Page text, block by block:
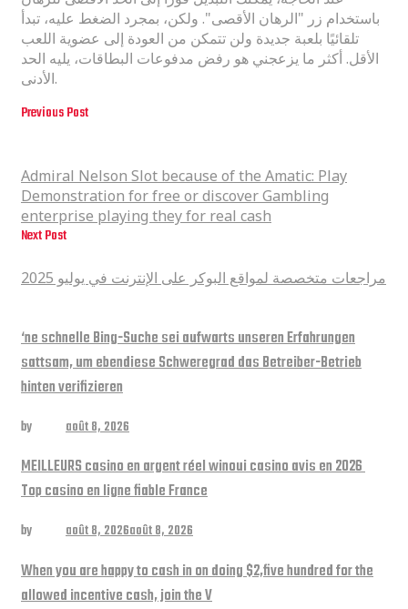
باستخدام زر "الرهان الأقصى". ولكن، بمجرد الضغط عليه، تبدأ
تلقائيًا بلعبة جديدة ولن تتمكن من العودة إلى عضوية اللعب
الأقل. أكثر ما يزعجني هو رفض مدفوعات البطاقات، يليه الحد
الأدنى.
Previous Post
Admiral Nelson Slot because of the Amatic: Play
Demonstration for free or discover Gambling
enterprise playing they for real cash
Next Post
مراجعات متخصصة لمواقع البوكر على الإنترنت في يوليو 2025
‘ne schnelle Bing-Suche sei aufwarts unseren Erfahrungen
sattsam, um ebendiese Schweregrad das Betreiber-Betrieb
hinten verifizieren
by août 8, 2026
MEILLEURS casino en argent réel winoui casino avis en 2026 ️
Top casino en ligne fiable France
by août 8, 2026août 8, 2026
When you are happy to cash in on doing $2,five hundred for the
allowed incentive cash, join the V